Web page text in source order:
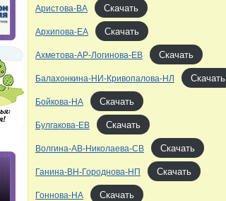
Аристова-ВА Скачать
Архипова-ЕА Скачать
Ахметова-АР-Логинова-ЕВ Скачать
Балахонкина-НИ-Кривопалова-НЛ Скачать
Бойкова-НА Скачать
Булгакова-ЕВ Скачать
Волгина-АВ-Николаева-СВ Скачать
Ганина-ВН-Городнова-НП Скачать
Гоннова-НА Скачать